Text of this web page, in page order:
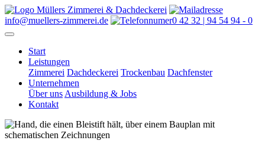
info@muellers-zimmerei.de 0 42 32 | 94 54 94 - 0
Start
Leistungen
Zimmerei Dachdeckerei Trockenbau Dachfenster
Unternehmen
Über uns Ausbildung & Jobs
Kontakt